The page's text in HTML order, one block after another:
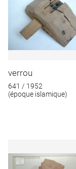
verrou
641 / 1952
(époque islamique)